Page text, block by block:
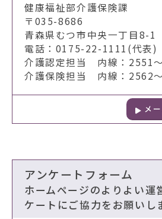
健康福祉部介護保険課
〒035-8686
青森県むつ市中央一丁目8-1
電話：0175-22-1111(代表)
介護認定担当 内線：2551
介護保険担当 内線：2562
メ
アンケートフォーム
ホームページのよりよい運
ケートにご協力をお願いし